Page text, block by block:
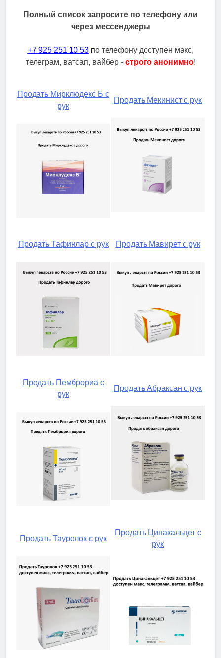
Полный список запросите по телефону или
через мессенджеры
+7 925 251 10 53по телефону доступен макс,
телеграм, ватсап, вайбер - строго анонимно!
Продать Мирклюдекс Б с
рук
Продать Мекинист с рук
Продать Тафинлар с рук Продать Мавирет с рук
Продать Пемброриа с
рук
Продать Абраксан с рук
Продать Тауролок с рук
Продать Цинакальцет с
рук